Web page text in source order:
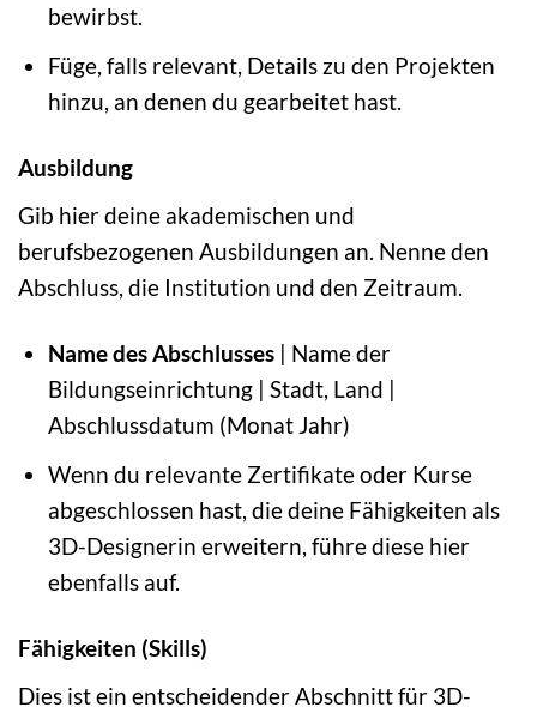
bewirbst.
Füge, falls relevant, Details zu den Projekten
hinzu, an denen du gearbeitet hast.
Ausbildung
Gib hier deine akademischen und
berufsbezogenen Ausbildungen an. Nenne den
Abschluss, die Institution und den Zeitraum.
Name des Abschlusses| Name der
Bildungseinrichtung | Stadt, Land |
Abschlussdatum (Monat Jahr)
Wenn du relevante Zertifikate oder Kurse
abgeschlossen hast, die deine Fähigkeiten als
3D-Designerin erweitern, führe diese hier
ebenfalls auf.
Fähigkeiten (Skills)
Dies ist ein entscheidender Abschnitt für 3D-